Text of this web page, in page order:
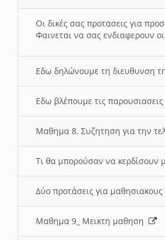
Οι δικές σας προτασεις για
Φαινεται να σας ενδιαφερουν
Εδω δηλώνουμε τη διευθυνση
Εδω βλέπουμε τις
Μαθημα 8. Συζητηση για την
Τι θα μπορούσαν να κερδίσουν
Δύο προτάσεις για
Μαθημα 9_ Μεικτη μαθηση